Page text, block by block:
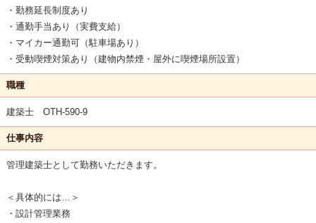
・勤務延長制度あり
・通勤手当あり（実費支給）
・マイカー通勤可（駐車場あり）
・受動喫煙対策あり（建物内禁煙・屋外に喫煙場所設置）
職種
建築士 OTH-590-9
仕事内容
管理建築士として勤務いただきます。
＜具体的には…＞
・設計管理業務